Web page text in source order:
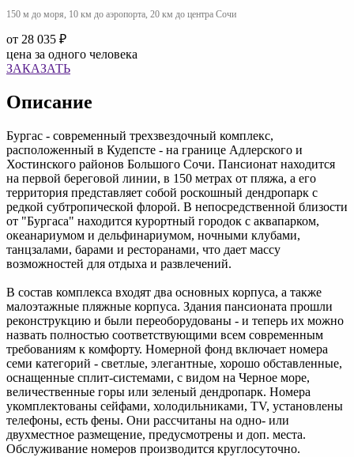
150 м до моря, 10 км до аэропорта, 20 км до центра Сочи
от 28 035 ₽
цена за одного человека
ЗАКАЗАТЬ
Описание
Бургас - современный трехзвездочный комплекс,
расположенный в Кудепсте - на границе Адлерского и
Хостинского районов Большого Сочи. Пансионат находится
на первой береговой линии, в 150 метрах от пляжа, а его
территория представляет собой роскошный дендропарк с
редкой субтропической флорой. В непосредственной близости
от "Бургаса" находится курортный городок с аквапарком,
океанариумом и дельфинариумом, ночными клубами,
танцзалами, барами и ресторанами, что дает массу
возможностей для отдыха и развлечений.
В состав комплекса входят два основных корпуса, а также
малоэтажные пляжные корпуса. Здания пансионата прошли
реконструкцию и были переоборудованы - и теперь их можно
назвать полностью соответствующими всем современным
требованиям к комфорту. Номерной фонд включает номера
семи категорий - светлые, элегантные, хорошо обставленные,
оснащенные сплит-системами, с видом на Черное море,
величественные горы или зеленый дендропарк. Номера
укомплектованы сейфами, холодильниками, TV, установлены
телефоны, есть фены. Они рассчитаны на одно- или
двухместное размещение, предусмотрены и доп. места.
Обслуживание номеров производится круглосуточно.